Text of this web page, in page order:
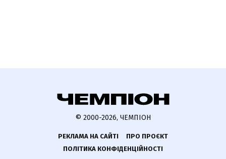
© 2000-2026, ЧЕМПІОН
РЕКЛАМА НА САЙТІ
ПРО ПРОЄКТ
ПОЛІТИКА КОНФІДЕНЦІЙНОСТІ